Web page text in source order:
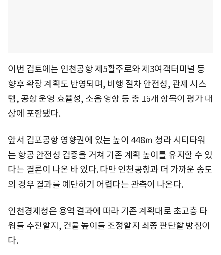
이번 검토에는 인천공항 제5활주로와 제3여객터미널 등
향후 확장 계획도 반영되며, 비행 절차 안전성, 관제 시스
템, 공항 운영 효율성, 소음 영향 등 총 16개 항목이 평가 대
상에 포함됐다.
앞서 김포공항 영향권에 있는 높이 448ｍ 청라 시티타워
는 항공 안전성 검증을 거쳐 기존 계획 높이를 유지할 수 있
다는 결론이 나온 바 있다. 다만 인천공항과 더 가까운 송도
의 경우 결과를 예단하기 어렵다는 관측이 나온다.
인천경제청은 용역 결과에 따라 기존 계획대로 초고층 타
워를 추진할지, 건물 높이를 조정할지 최종 판단할 방침이
다.